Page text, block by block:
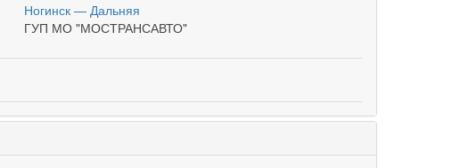
Ногинск — Дальняя
ГУП МО "МОСТРАНСАВТО"